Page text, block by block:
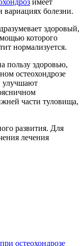
имеет
вариациях болезни.
здоровый,
которого
нормализуется.
пользу здоровью,
остеохондрозе
улучшают
части туловища,
развития. Для
лечения
остеохондрозе